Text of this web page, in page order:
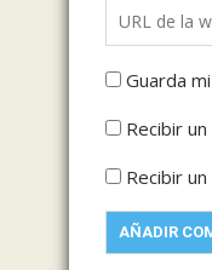
Guarda
Recibir
Recibir